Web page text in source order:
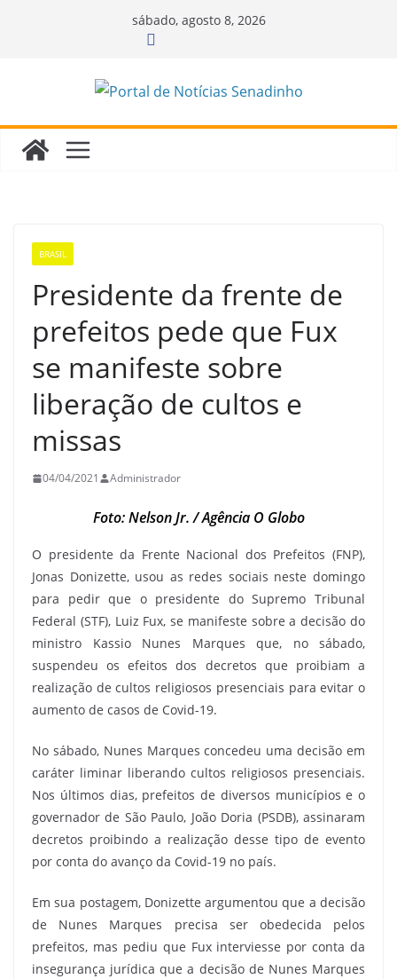
sábado, agosto 8, 2026
BRASIL
Presidente da frente de
prefeitos pede que Fux
se manifeste sobre
liberação de cultos e
missas
04/04/2021 Administrador
Foto: Nelson Jr. / Agência O Globo
O presidente da Frente Nacional dos Prefeitos (FNP),
Jonas Donizette, usou as redes sociais neste domingo
para pedir que o presidente do Supremo Tribunal
Federal (STF), Luiz Fux, se manifeste sobre a decisão do
ministro Kassio Nunes Marques que, no sábado,
suspendeu os efeitos dos decretos que proibiam a
realização de cultos religiosos presenciais para evitar o
aumento de casos de Covid-19.
No sábado, Nunes Marques concedeu uma decisão em
caráter liminar liberando cultos religiosos presenciais.
Nos últimos dias, prefeitos de diversos municípios e o
governador de São Paulo, João Doria (PSDB), assinaram
decretos proibindo a realização desse tipo de evento
por conta do avanço da Covid-19 no país.
Em sua postagem, Donizette argumentou que a decisão
de Nunes Marques precisa ser obedecida pelos
prefeitos, mas pediu que Fux interviesse por conta da
insegurança jurídica que a decisão de Nunes Marques